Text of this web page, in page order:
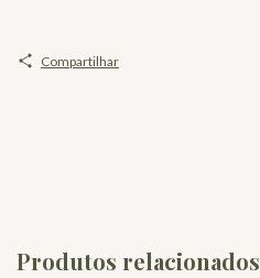
Compartilhar
Produtos relacionados